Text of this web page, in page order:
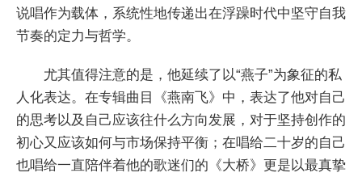
说唱作为载体，系统性地传递出在浮躁时代中坚守自我
节奏的定力与哲学。
尤其值得注意的是，他延续了以“燕子”为象征的私
人化表达。在专辑曲目《燕南飞》中，表达了他对自己
的思考以及自己应该往什么方向发展，对于坚持创作的
初心又应该如何与市场保持平衡；在唱给二十岁的自己
也唱给一直陪伴着他的歌迷们的《大桥》更是以最真挚